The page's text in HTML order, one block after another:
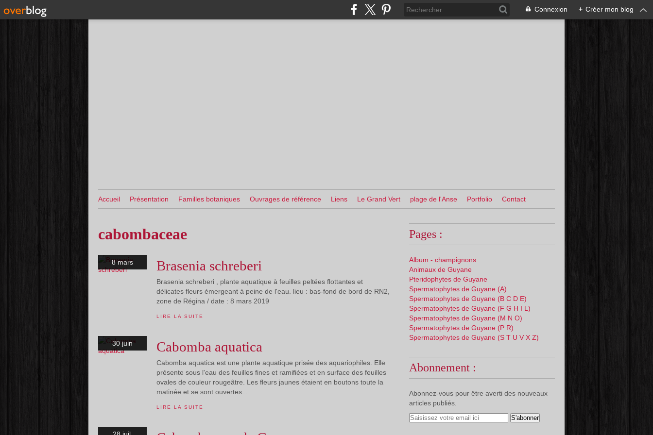
Connexion + Créer mon blog
Accueil Présentation Familles botaniques Ouvrages de référence Liens Le Grand Vert plage de l'Anse Portfolio Contact
cabombaceae
8 mars Brasenia schreberi
Brasenia schreberi , plante aquatique à feuilles peltées flottantes et
délicates fleurs émergeant à peine de l'eau. lieu : bas-fond de bord de RN2,
zone de Régina / date : 8 mars 2019
LIRE LA SUITE
30 juin Cabomba aquatica
Cabomba aquatica est une plante aquatique prisée des aquariophiles. Elle
présente sous l'eau des feuilles fines et ramifiées et en surface des feuilles
ovales de couleur rougeâtre. Les fleurs jaunes étaient en boutons toute la
matinée et se sont ouvertes...
LIRE LA SUITE
Pages :
Album - champignons
Animaux de Guyane
Pteridophytes de Guyane
Spermatophytes de Guyane (A)
Spermatophytes de Guyane (B C D E)
Spermatophytes de Guyane (F G H I L)
Spermatophytes de Guyane (M N O)
Spermatophytes de Guyane (P R)
Spermatophytes de Guyane (S T U V X Z)
Abonnement :
Abonnez-vous pour être averti des nouveaux
articles publiés.